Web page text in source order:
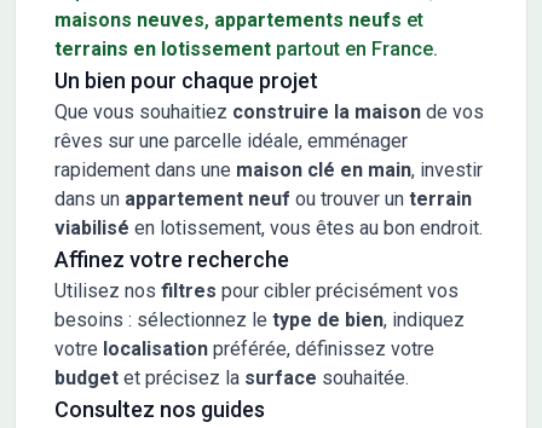
maisons neuves, appartements neufs et
terrains en lotissement partout en France.
Un bien pour chaque projet
Que vous souhaitiez construire la maison de vos
rêves sur une parcelle idéale, emménager
rapidement dans une maison clé en main, investir
dans un appartement neuf ou trouver un terrain
viabilisé en lotissement, vous êtes au bon endroit.
Affinez votre recherche
Utilisez nos filtres pour cibler précisément vos
besoins : sélectionnez le type de bien, indiquez
votre localisation préférée, définissez votre
budget et précisez la surface souhaitée.
Consultez nos guides